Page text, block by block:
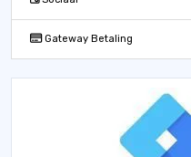
Gateway Betaling